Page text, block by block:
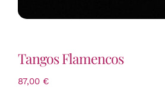
Tangos Flamencos
87,00 €